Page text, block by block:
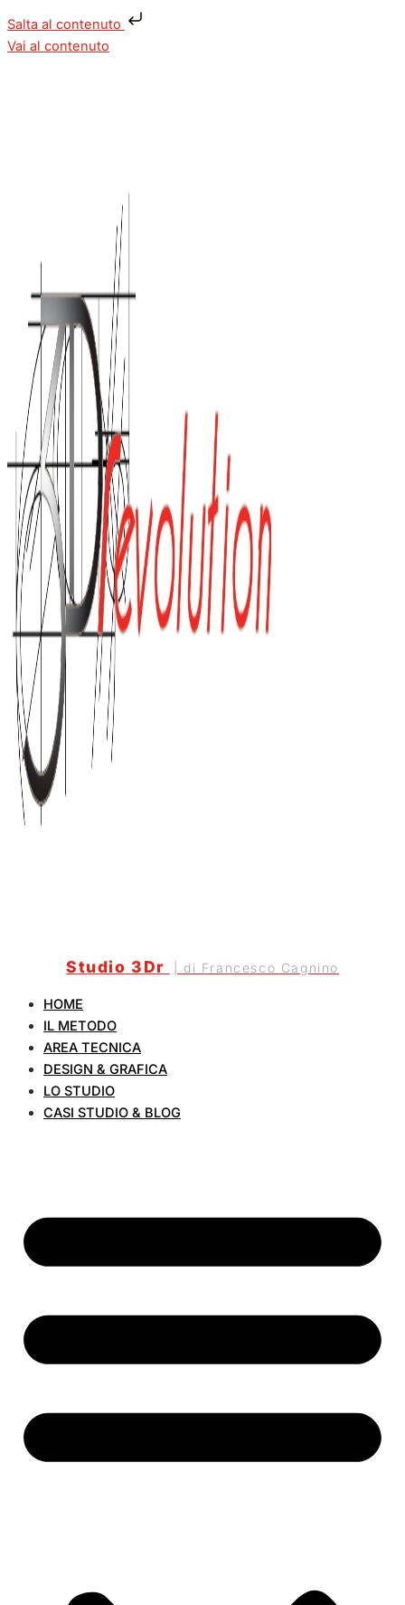
Salta al contenuto
Vai al contenuto
Studio 3Dr | di Francesco Cagnino
HOME
IL METODO
AREA TECNICA
DESIGN & GRAFICA
LO STUDIO
CASI STUDIO & BLOG